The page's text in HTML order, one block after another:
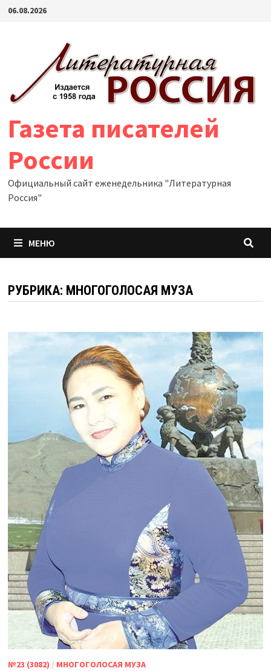
Перейти
06.08.2026
Газета писателей
России
Официальный сайт еженедельника "Литературная
Россия"
МЕНЮ
РУБРИКА: МНОГОГОЛОСАЯ МУЗА
№23 (3082) / МНОГОГОЛОСАЯ МУЗА